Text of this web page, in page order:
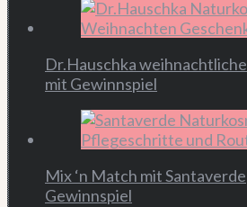
Dr.Hauschka
mit Gewinnspiel
Mix ‘n Match mit Santaverde
Gewinnspiel